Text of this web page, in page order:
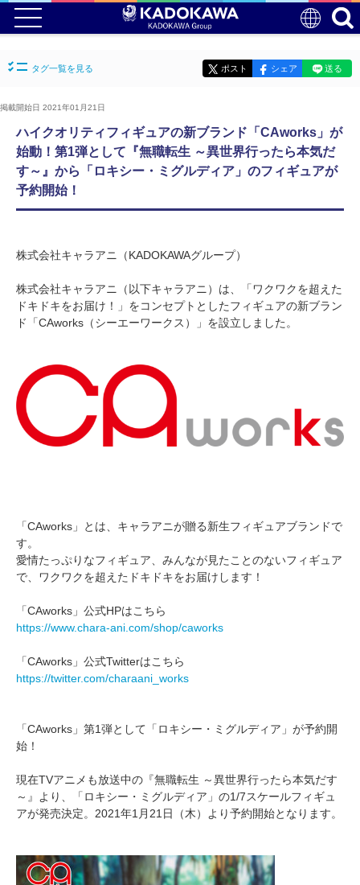
タグ一覧を見る ポスト シェア 送る
掲載開始日 2021年01月21日
ハイクオリティフィギュアの新ブランド「CAworks」が
始動！第1弾として『無職転生 ～異世界行ったら本気だ
す～』から「ロキシー・ミグルディア」のフィギュアが
予約開始！
株式会社キャラアニ（KADOKAWAグループ）
株式会社キャラアニ（以下キャラアニ）は、「ワクワクを超えた
ドキドキをお届け！」をコンセプトとしたフィギュアの新ブラン
ド「CAworks（シーエーワークス）」を設立しました。
「CAworks」とは、キャラアニが贈る新生フィギュアブランドで
す。
愛情たっぷりなフィギュア、みんなが見たことのないフィギュア
で、ワクワクを超えたドキドキをお届けします！
「CAworks」公式HPはこちら
https://www.chara-ani.com/shop/caworks
「CAworks」公式Twitterはこちら
https://twitter.com/charaani_works
「CAworks」第1弾として「ロキシー・ミグルディア」が予約開
始！
現在TVアニメも放送中の『無職転生 ～異世界行ったら本気だす
～』より、「ロキシー・ミグルディア」の1/7スケールフィギュ
アが発売決定。2021年1月21日（木）より予約開始となります。